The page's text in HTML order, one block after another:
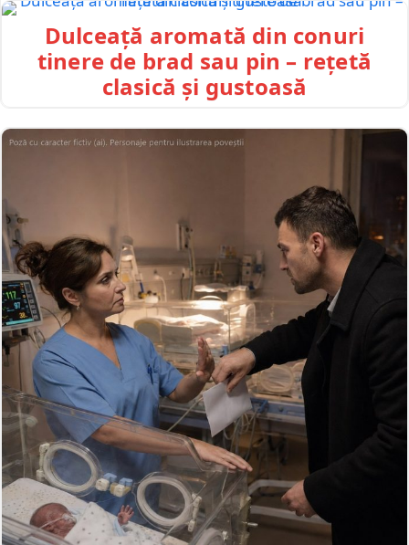
Dulceață aromată din conuri
tinere de brad sau pin – rețetă
clasică și gustoasă